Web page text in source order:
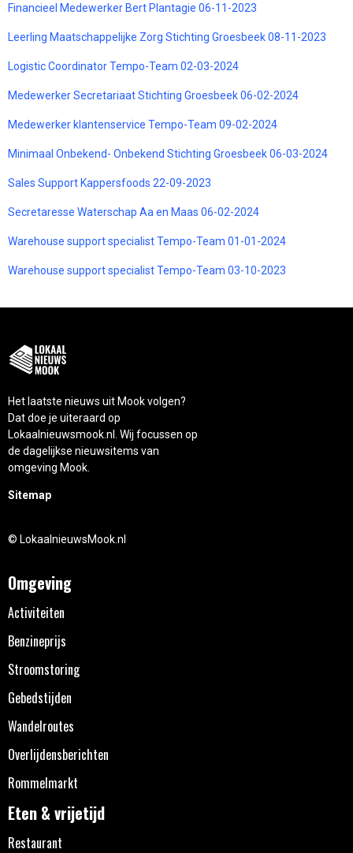
Financieel Medewerker Bert Plantagie 06-11-2023
Leerling Maatschappelijke Zorg Stichting Groesbeek 08-11-2023
Logistic Coordinator Tempo-Team 02-03-2024
Medewerker Secretariaat Stichting Groesbeek 06-02-2024
Medewerker klantenservice Tempo-Team 09-02-2024
Minimaal Onbekend- Onbekend Stichting Groesbeek 06-03-2024
Sales Support Kappersfoods 22-09-2023
Secretaresse Waterschap Aa en Maas 06-02-2024
Warehouse support specialist Tempo-Team 01-01-2024
Warehouse support specialist Tempo-Team 03-10-2023
Het laatste nieuws uit Mook volgen?
Dat doe je uiteraard op
Lokaalnieuwsmook.nl. Wij focussen op
de dagelijkse nieuwsitems van
omgeving Mook.
Sitemap
© LokaalnieuwsMook.nl
Omgeving
Activiteiten
Benzineprijs
Stroomstoring
Gebedstijden
Wandelroutes
Overlijdensberichten
Rommelmarkt
Eten & vrijetijd
Restaurant